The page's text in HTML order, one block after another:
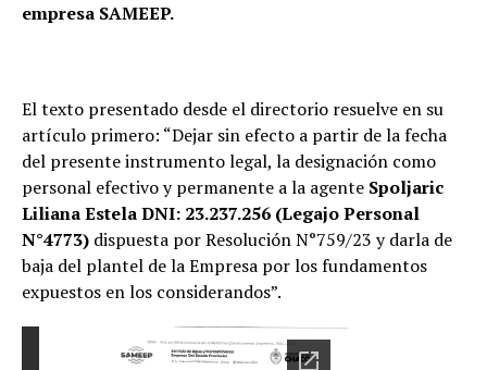
empresa SAMEEP.
El texto presentado desde el directorio resuelve en su
artículo primero: “Dejar sin efecto a partir de la fecha
del presente instrumento legal, la designación como
personal efectivo y permanente a la agente Spoljaric
Liliana Estela DNI: 23.237.256 (Legajo Personal
N°4773) dispuesta por Resolución N°759/23 y darla de
baja del plantel de la Empresa por los fundamentos
expuestos en los considerandos”.